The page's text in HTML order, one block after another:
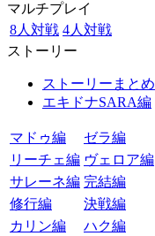
マルチプレイ
8人対戦 4人対戦
ストーリー
ストーリーまとめ
エキドナSARA編
マドゥ編
ゼラ編
リーチェ編 ヴェロア編
サレーネ編 完結編
修行編
決戦編
カリン編
ハク編